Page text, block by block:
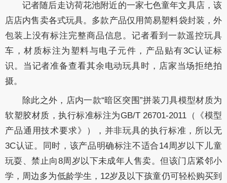
记者随后走访荷花池附近的一家七色童年文具店，该
店店内售卖各式玩具。多款产品仅用简易塑料袋封装，外
包装上没有标注完整商品信息。记者看到一款遥控玩具
车，材质标注为塑料与电子元件，产品贴有3C认证标
识。当记者准备查看其余电动玩具时，店家当场拒绝拍
摄。
除此之外，店内一款“暗区突围”拼装刀具模型材质为
软塑胶材质，执行标准标注为GB/T 26701-2011（《模型
产品通用技术要求》），并非玩具的执行标准，所以无
3C认证。同时，该产品明确标注不适合14周岁以下儿童
玩耍、禁止向8周岁以下未成年人售卖。但该门店紧邻小
学，周边多为低龄学生，12岁及以下孩童仍可轻松购买到